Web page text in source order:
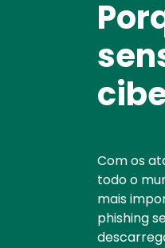
Text
Com os
todo o
mais
phishing